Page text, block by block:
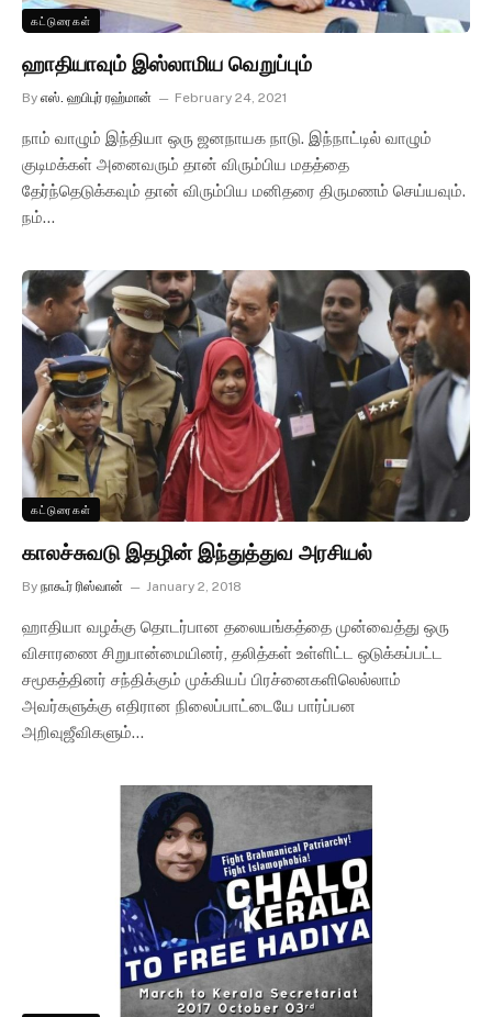
கட்டுரைகள்
ஹாதியாவும் இஸ்லாமிய வெறுப்பும்
By எஸ். ஹபிபுர் ரஹ்மான் February 24, 2021
நாம் வாழும் இந்தியா ஒரு ஜனநாயக நாடு. இந்நாட்டில் வாழும்
குடிமக்கள் அனைவரும் தான் விரும்பிய மதத்தை
தேர்ந்தெடுக்கவும் தான் விரும்பிய மனிதரை திருமணம் செய்யவும்.
நம்…
கட்டுரைகள்
காலச்சுவடு இதழின் இந்துத்துவ அரசியல்
By நாகூர் ரிஸ்வான் January 2, 2018
ஹாதியா வழக்கு தொடர்பான தலையங்கத்தை முன்வைத்து ஒரு
விசாரணை சிறுபான்மையினர், தலித்கள் உள்ளிட்ட ஒடுக்கப்பட்ட
சமூகத்தினர் சந்திக்கும் முக்கியப் பிரச்னைகளிலெல்லாம்
அவர்களுக்கு எதிரான நிலைப்பாட்டையே பார்ப்பன
அறிவுஜீவிகளும்…